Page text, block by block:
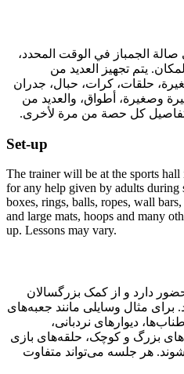
الجمباز في الوقت المحدد،
يتم تجهيز العديد من
حلقات، كرات، حبال، جدران
وصغيرة، أطواق، والعديد من
تفاصيل كل حصة من مرة لأخرى.
Set-up
The trainer will be at the sports
for any help given by adults during
boxes, rings, balls, ropes, wall
and large mats, hoops and many
up. Lessons may vary.
دارد و از کمک بزرگسالان
برای مثال وسایلی مانند جعبه‌های
دیوارهای نردبانی،
بزرگ و کوچک، حلقه‌های بازی
هر جلسه می‌تواند متفاوت